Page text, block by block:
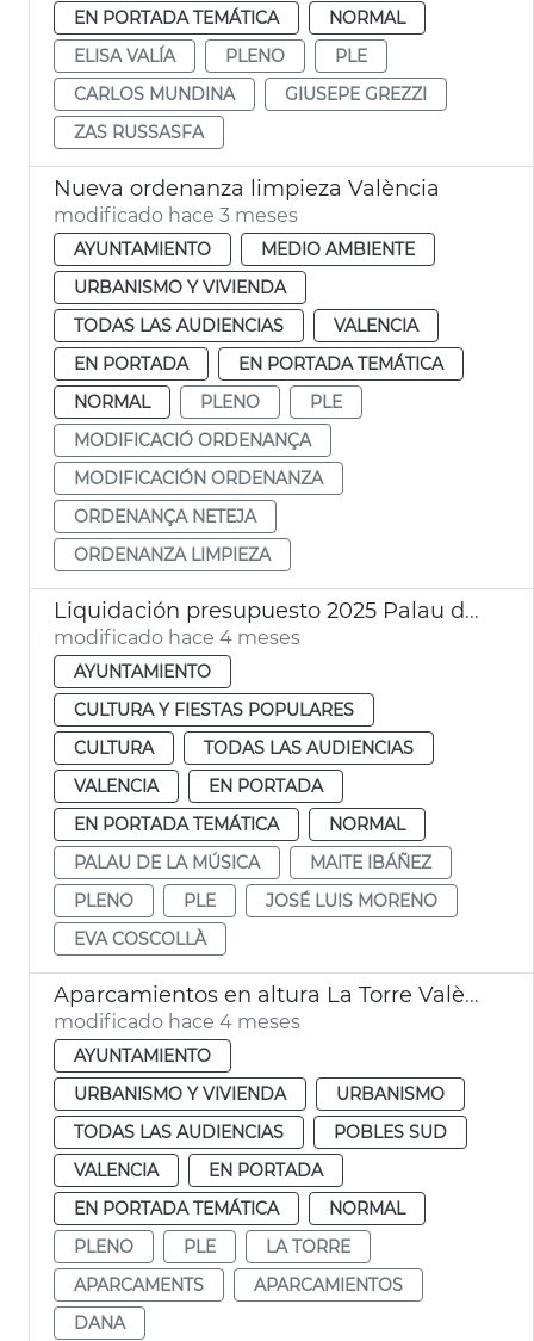
EN PORTADA TEMÁTICA
NORMAL
ELISA VALÍA
PLENO
PLE
CARLOS MUNDINA
GIUSEPE GREZZI
ZAS RUSSASFA
Nueva ordenanza limpieza València
modificado hace 3 meses
AYUNTAMIENTO
MEDIO AMBIENTE
URBANISMO Y VIVIENDA
TODAS LAS AUDIENCIAS
VALENCIA
EN PORTADA
EN PORTADA TEMÁTICA
NORMAL
PLENO
PLE
MODIFICACIÓ ORDENANÇA
MODIFICACIÓN ORDENANZA
ORDENANÇA NETEJA
ORDENANZA LIMPIEZA
Liquidación presupuesto 2025 Palau de la Música València
modificado hace 4 meses
AYUNTAMIENTO
CULTURA Y FIESTAS POPULARES
CULTURA
TODAS LAS AUDIENCIAS
VALENCIA
EN PORTADA
EN PORTADA TEMÁTICA
NORMAL
PALAU DE LA MÚSICA
MAITE IBÁÑEZ
PLENO
PLE
JOSÉ LUIS MORENO
EVA COSCOLLÀ
Aparcamientos en altura La Torre València
modificado hace 4 meses
AYUNTAMIENTO
URBANISMO Y VIVIENDA
URBANISMO
TODAS LAS AUDIENCIAS
POBLES SUD
VALENCIA
EN PORTADA
EN PORTADA TEMÁTICA
NORMAL
PLENO
PLE
LA TORRE
APARCAMENTS
APARCAMIENTOS
DANA